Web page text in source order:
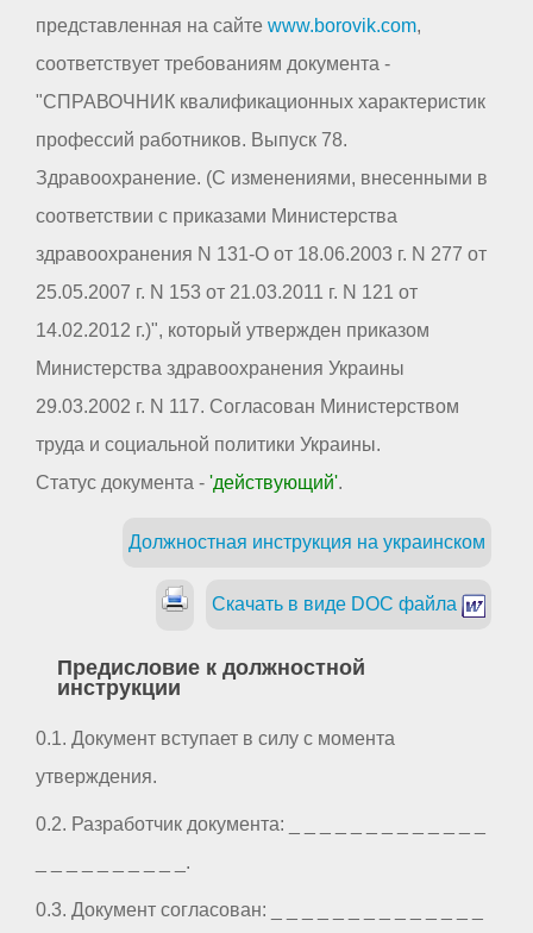
представленная на сайте www.borovik.com,
соответствует требованиям документа -
"СПРАВОЧНИК квалификационных характеристик
профессий работников. Выпуск 78.
Здравоохранение. (С изменениями, внесенными в
соответствии с приказами Министерства
здравоохранения N 131-О от 18.06.2003 г. N 277 от
25.05.2007 г. N 153 от 21.03.2011 г. N 121 от
14.02.2012 г.)", который утвержден приказом
Министерства здравоохранения Украины
29.03.2002 г. N 117. Согласован Министерством
труда и социальной политики Украины.
Статус документа - 'действующий'.
Должностная инструкция на украинском
Скачать в виде DOC файла
Предисловие к должностной
инструкции
0.1. Документ вступает в силу с момента
утверждения.
0.2. Разработчик документа: _ _ _ _ _ _ _ _ _ _ _ _ _
_ _ _ _ _ _ _ _ _ _.
0.3. Документ согласован: _ _ _ _ _ _ _ _ _ _ _ _ _ _